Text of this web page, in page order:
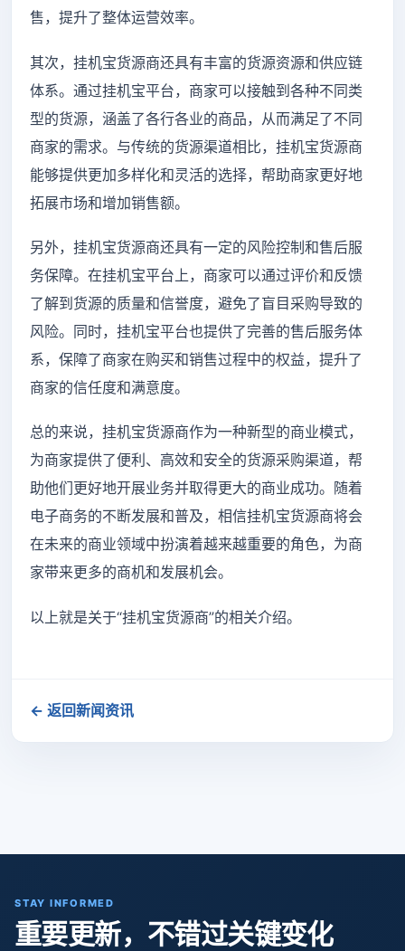
售，提升了整体运营效率。
其次，挂机宝货源商还具有丰富的货源资源和供应链
体系。通过挂机宝平台，商家可以接触到各种不同类
型的货源，涵盖了各行各业的商品，从而满足了不同
商家的需求。与传统的货源渠道相比，挂机宝货源商
能够提供更加多样化和灵活的选择，帮助商家更好地
拓展市场和增加销售额。
另外，挂机宝货源商还具有一定的风险控制和售后服
务保障。在挂机宝平台上，商家可以通过评价和反馈
了解到货源的质量和信誉度，避免了盲目采购导致的
风险。同时，挂机宝平台也提供了完善的售后服务体
系，保障了商家在购买和销售过程中的权益，提升了
商家的信任度和满意度。
总的来说，挂机宝货源商作为一种新型的商业模式，
为商家提供了便利、高效和安全的货源采购渠道，帮
助他们更好地开展业务并取得更大的商业成功。随着
电子商务的不断发展和普及，相信挂机宝货源商将会
在未来的商业领域中扮演着越来越重要的角色，为商
家带来更多的商机和发展机会。
以上就是关于“挂机宝货源商”的相关介绍。
← 返回新闻资讯
STAY INFORMED
重要更新，不错过关键变化